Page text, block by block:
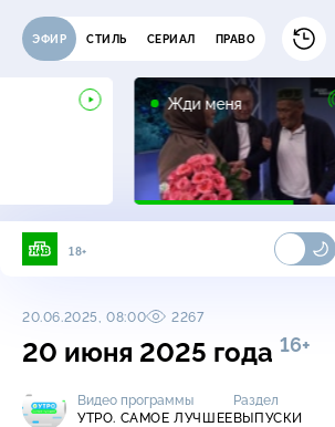
ЭФИР СТИЛЬ СЕРИАЛ ПРАВО
Жди меня
16+
18+
20.06.2025, 08:00 2267
20 июня 2025 года 16+
Видео программы
УТРО. САМОЕ ЛУЧШЕЕ
Раздел
ВЫПУСКИ